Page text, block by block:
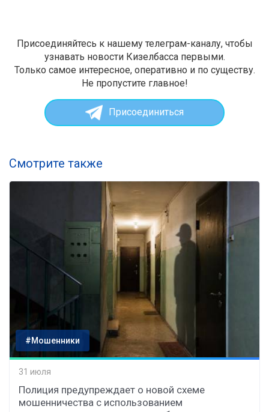
Присоединяйтесь к нашему телеграм-каналу, чтобы
узнавать новости Кизелбасса первыми.
Только самое интересное, оперативно и по существу.
Не пропустите главное!
Присоединиться
Смотрите также
#Мошенники
31 июля
Полиция предупреждает о новой схеме
мошенничества с использованием